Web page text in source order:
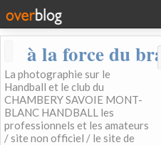
à la force du
La photographie sur le
Handball et le club du
CHAMBERY SAVOIE MONT-
BLANC HANDBALL les
professionnels et les amateurs
/ site non officiel / le site de